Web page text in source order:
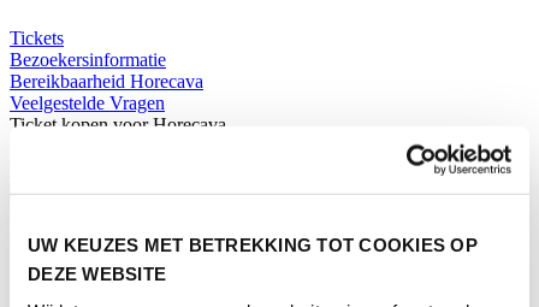
UW KEUZES MET BETREKKING TOT COOKIES OP
DEZE WEBSITE
Tickets
Bezoekersinformatie
Bereikbaarheid Horecava
Veelgestelde Vragen
Ticket kopen voor Horecava
Over Horecava
Over Horecava